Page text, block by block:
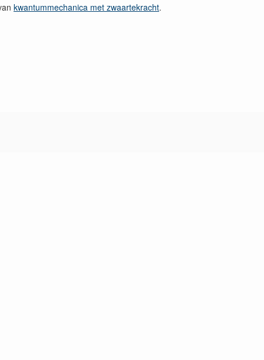
kwantummechanica met zwaartekracht.